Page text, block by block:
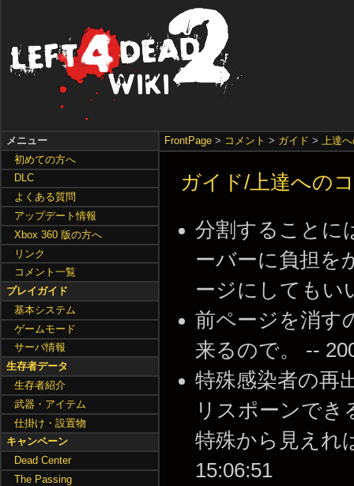
FrontPage > コメント > ガイド >上達
ガイド/上達への
分割することに
ーバーに負担を
ージにしてもい
前ページを消す
来るので。 --
特殊感染者の再
リスポーンでき
特殊から見えれ
15:06:51
メニュー
初めての方へ
DLC
よくある質問
アップデート情報
Xbox 360 版の方へ
リンク
コメント一覧
プレイガイド
基本システム
ゲームモード
サーバ情報
生存者データ
生存者紹介
武器・アイテム
仕掛け・設置物
キャンペーン
Dead Center
The Passing